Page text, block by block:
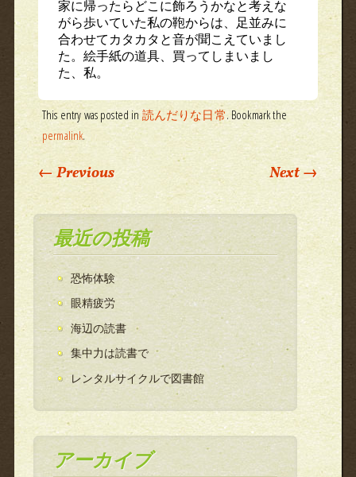
家に帰ったらどこに飾ろうかなと考えな
がら歩いていた私の鞄からは、足並みに
合わせてカタカタと音が聞こえていまし
た。絵手紙の道具、買ってしまいまし
た、私。
This entry was posted in 読んだりな日常. Bookmark the
permalink.
Post navigation
←Previous Next→
最近の投稿
恐怖体験
眼精疲労
海辺の読書
集中力は読書で
レンタルサイクルで図書館
アーカイブ